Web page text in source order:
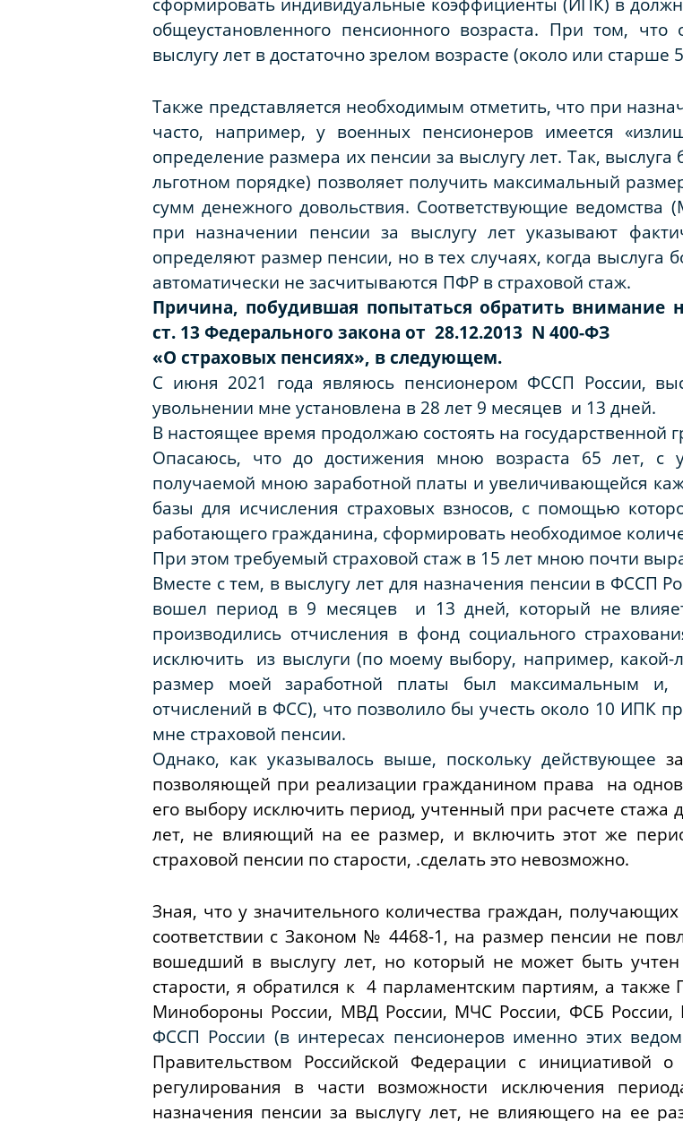
общеустановленного пенсионного возраста. При том,
выслугу лет в достаточно зрелом возрасте (около или старше
Также представляется необходимым отметить, что при
часто, например, у военных пенсионеров имеется
определение размера их пенсии за выслугу лет. Так,
льготном порядке) позволяет получить максимальный
сумм денежного довольствия. Соответствующие
при назначении пенсии за выслугу лет указывают
определяют размер пенсии, но в тех случаях, когда выслуга
автоматически не засчитываются ПФР в страховой стаж.
Причина, побудившая попытаться обратить внимание
ст. 13 Федерального закона от 28.12.2013 N 400-ФЗ
«О страховых пенсиях», в следующем.
С июня 2021 года являюсь пенсионером ФССП России,
увольнении мне установлена в 28 лет 9 месяцев и 13 дней.
В настоящее время продолжаю состоять на государственной
Опасаюсь, что до достижения мною возраста 65 лет, с
получаемой мною заработной платы и увеличивающейся
базы для исчисления страховых взносов, с помощью
работающего гражданина, сформировать необходимое
При этом требуемый страховой стаж в 15 лет мною почти
Вместе с тем, в выслугу лет для назначения пенсии в ФССП
вошел период в 9 месяцев и 13 дней, который не
производились отчисления в фонд социального
исключить из выслуги (по моему выбору, например, какой-
размер моей заработной платы был максимальным и,
отчислений в ФСС), что позволило бы учесть около 10 ИПК
мне страховой пенсии.
Однако, как указывалось выше, поскольку действующее
позволяющей при реализации гражданином права на
его выбору исключить период, учтенный при расчете стажа
лет, не влияющий на ее размер, и включить этот же
страховой пенсии по старости, .сделать это невозможно.
Зная, что у значительного количества граждан,
соответствии с Законом № 4468-1, на размер пенсии не
вошедший в выслугу лет, но который не может быть
старости, я обратился к 4 парламентским партиям, а также
Минобороны России, МВД России, МЧС России, ФСБ России,
ФССП России (в интересах пенсионеров именно этих
Правительством Российской Федерации с инициативой о
регулирования в части возможности исключения
назначения пенсии за выслугу лет, не влияющего на ее